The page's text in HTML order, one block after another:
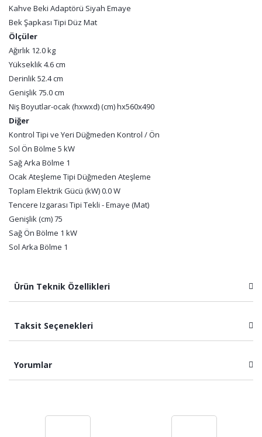
Kahve Beki Adaptörü Siyah Emaye
Bek Şapkası Tipi Düz Mat
Ölçüler
Ağırlık 12.0 kg
Yükseklik 4.6 cm
Derinlik 52.4 cm
Genişlik 75.0 cm
Niş Boyutlar-ocak (hxwxd) (cm) hx560x490
Diğer
Kontrol Tipi ve Yeri Düğmeden Kontrol / Ön
Sol Ön Bölme 5 kW
Sağ Arka Bölme 1
Ocak Ateşleme Tipi Düğmeden Ateşleme
Toplam Elektrik Gücü (kW) 0.0 W
Tencere Izgarası Tipi Tekli - Emaye (Mat)
Genişlik (cm) 75
Sağ Ön Bölme 1 kW
Sol Arka Bölme 1
Ürün Teknik Özellikleri
Taksit Seçenekleri
Yorumlar